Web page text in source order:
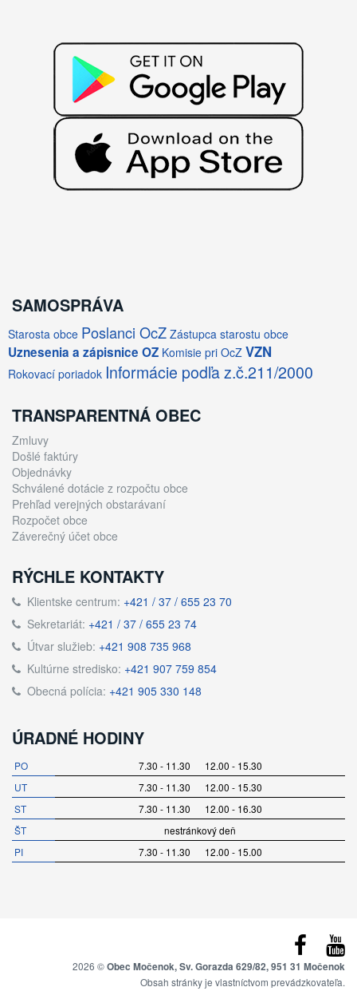
SAMOSPRÁVA
Starosta obce Poslanci OcZ Zástupca starostu obce
Uznesenia a zápisnice OZ Komisie pri OcZ VZN
Rokovací poriadok Informácie podľa z.č.211/2000
TRANSPARENTNÁ OBEC
Zmluvy
Došlé faktúry
Objednávky
Schválené dotácie z rozpočtu obce
Prehľad verejných obstarávaní
Rozpočet obce
Záverečný účet obce
RÝCHLE KONTAKTY
Klientske centrum: +421 / 37 / 655 23 70
Sekretariát: +421 / 37 / 655 23 74
Útvar služieb: +421 908 735 968
Kultúrne stredisko: +421 907 759 854
Obecná polícia: +421 905 330 148
ÚRADNÉ HODINY
PO
7.30 - 11.30 12.00 - 15.30
UT
7.30 - 11.30 12.00 - 15.30
ST
7.30 - 11.30 12.00 - 16.30
ŠT
nestránkový deň
PI
7.30 - 11.30 12.00 - 15.00
2026 ©Obec Močenok, Sv. Gorazda 629/82, 951 31 Močenok
Obsah stránky je vlastníctvom prevádzkovateľa.